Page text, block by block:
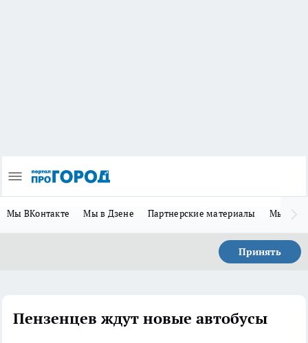
Мы ВКонтакте Мы в Дзене Партнерские материалы Мы в
Принять
Пензенцев ждут новые автобусы